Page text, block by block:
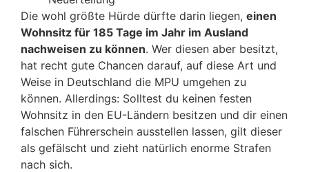
Die wohl größte Hürde dürfte darin liegen, einen
Wohnsitz für 185 Tage im Jahr im Ausland
nachweisen zu können. Wer diesen aber besitzt,
hat recht gute Chancen darauf, auf diese Art und
Weise in Deutschland die MPU umgehen zu
können. Allerdings: Solltest du keinen festen
Wohnsitz in den EU-Ländern besitzen und dir einen
falschen Führerschein ausstellen lassen, gilt dieser
als gefälscht und zieht natürlich enorme Strafen
nach sich.